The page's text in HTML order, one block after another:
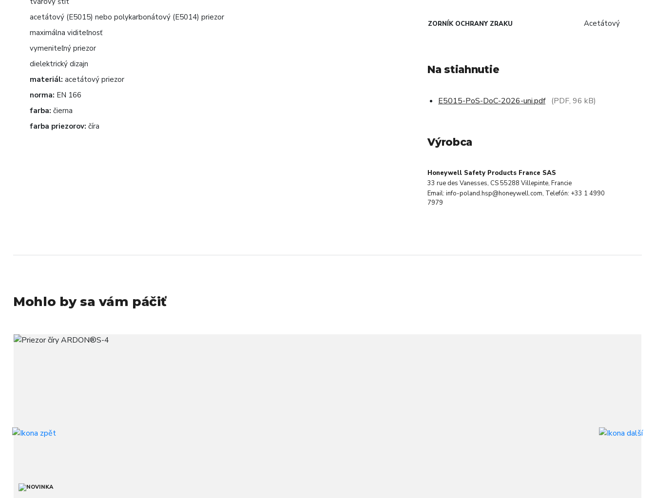
acetátový (E5015) nebo polykarbonátový (E5014) priezor
maximálna viditeľnosť
vymeniteľný priezor
dielektrický dizajn
materiál: acetátový priezor
norma: EN 166
farba: čierna
farba priezorov: číra
ZORNÍK OCHRANY ZRAKU Acetátový
Na stiahnutie
E5015-PoS-DoC-2026-uni.pdf (PDF, 96 kB)
Výrobca
Honeywell Safety Products France SAS
33 rue des Vanesses, CS 55288 Villepinte, Francie
Email: info-poland.hsp@honeywell.com, Telefón: +33 1 4990
7979
Mohlo by sa vám páčiť